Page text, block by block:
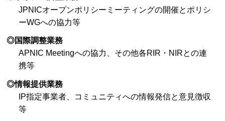
JPNICオープンポリシーミーティングの開催とポリシ
ーWGへの協力等
◎国際調整業務
APNIC Meetingへの協力、その他各RIR・NIRとの連
携等
◎情報提供業務
IP指定事業者、コミュニティへの情報発信と意見徴収
等